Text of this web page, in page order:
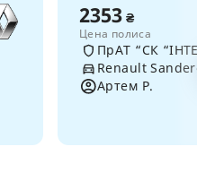
2353 ₴
Цена полиса
ПрАТ “СК
Renault
Артем Р.